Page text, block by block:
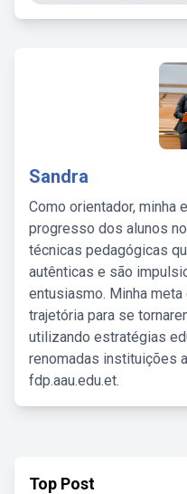
Sandra
Como orientador, minha
progresso dos alunos
técnicas pedagógicas
autênticas e são
entusiasmo. Minha
trajetória para se
utilizando estratégias
renomadas instituições
fdp.aau.edu.et.
Top Post